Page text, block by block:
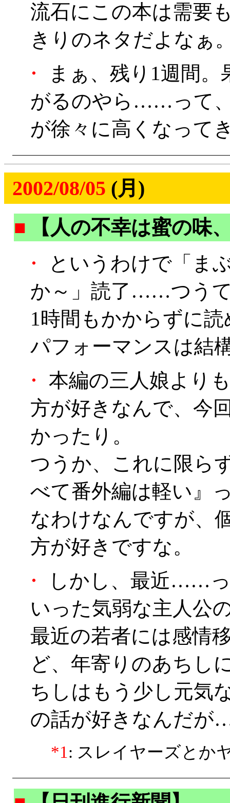
流石にこの本は需要
きりのネタだよなぁ
・
まぁ、残り1週間
がるのやら……って
が徐々に高くなって
2002/08/05 (月)
■
【人の不幸は蜜の味
・
というわけで「ま
か～」読了……つう
1時間もかからずに
パフォーマンスは結
・
本編の三人娘より
方が好きなんで、今
かったり。
つうか、これに限ら
べて番外編は軽い』
なわけなんですが、
方が好きですな。
・
しかし、最近……
いった気弱な主人公
最近の若者には感情
ど、年寄りのあちし
ちしはもう少し元気
の話が好きなんだが
*1: スレイヤーズとか